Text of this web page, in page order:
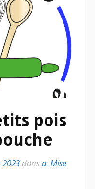
pois
dansa. Mise